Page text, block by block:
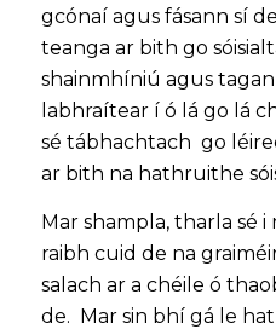
gcónaí agus fásann sí
teanga ar bith go
shainmhíniú agus
labhraítear í ó lá go lá
sé tábhachtach go
ar bith na hathruithe
Mar shampla, tharla sé
raibh cuid de na
salach ar a chéile ó
de. Mar sin bhí gá le